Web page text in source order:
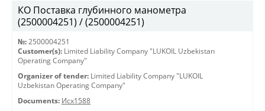
КО Поставка глубинного манометра
(2500004251) / (2500004251)
№: 2500004251
Customer(s): Limited Liability Company "LUKOIL Uzbekistan
Operating Company"
Organizer of tender: Limited Liability Company "LUKOIL
Uzbekistan Operating Company"
Documents: Исх1588